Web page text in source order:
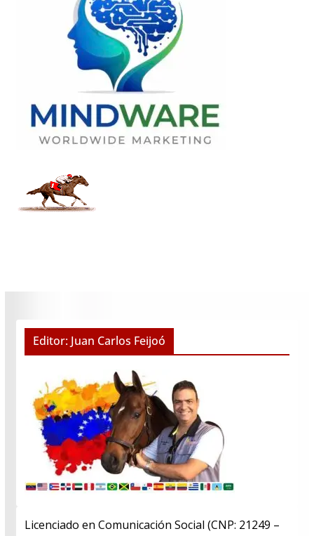
Editor: Juan Carlos Feijoó
Licenciado en Comunicación Social (CNP: 21249 –